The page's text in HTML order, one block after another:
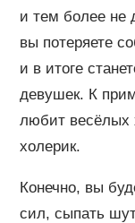
и тем более не
вы потеряете
и в итоге
девушек. К
любит весёлых
холерик.
Конечно, вы
сил, сыпать